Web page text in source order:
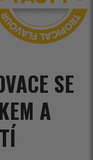
SE
A